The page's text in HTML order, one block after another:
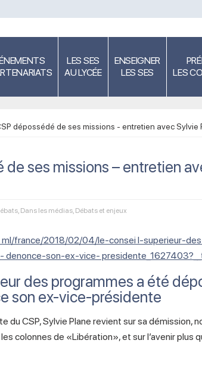
LES SES
AU LYCÉE
ENSEIGNER
LES SES
LES
dépossédé de ses missions - entretien avec Sylvie
de ses missions – entretien
, Dans les médias, Débats et enjeux
ml/france/2018/02/04/le-consei l-superieur-
son-ex-vice-
des programmes a été
son ex-vice-présidente
CSP, Sylvie Plane revient sur sa démission,
colonnes de «Libération», et sur l’avenir plus